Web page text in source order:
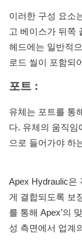
이러한 구성 요소
고 베이스가 뒤쪽
헤드에는 일반적
로드 씰이 포함되
포트 :
유체는 포트를 통
다. 유체의 움직임
으로 들어가야 하
Apex Hydraulic은
게 결합되도록 보
를 통해 Apex’의
성 측면에서 업계